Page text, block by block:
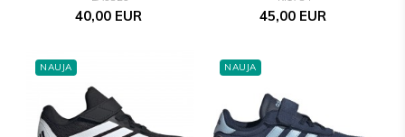
Kaina
40,00 EUR Kaina
45,00 EUR
NAUJA NAUJA